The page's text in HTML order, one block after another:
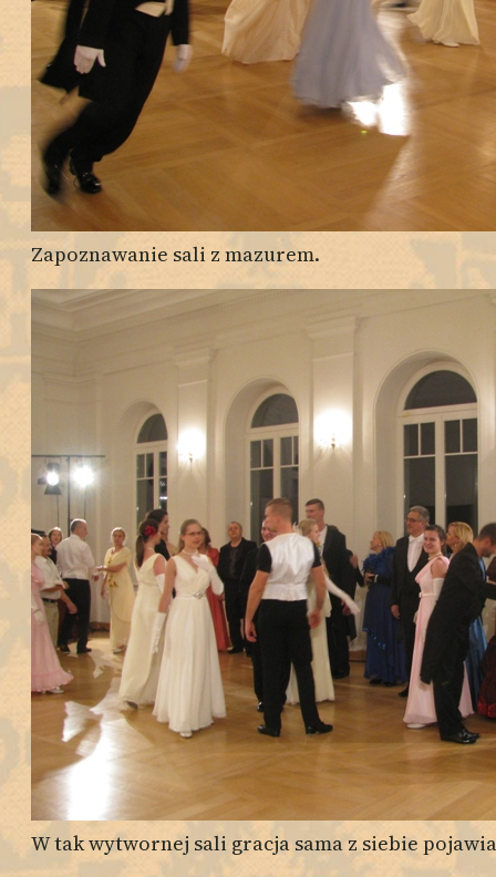
Zapoznawanie sali z mazurem.
W tak wytwornej sali gracja sama z siebie